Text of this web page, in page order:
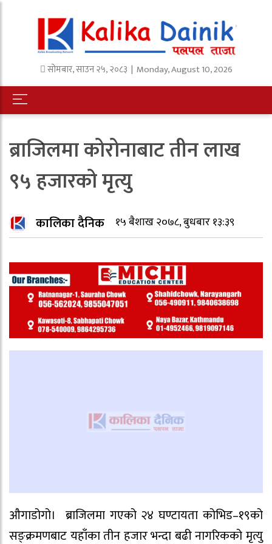
सोमबार,साउन२५,२०८३ | Monday, August 10, 2026
ब्राजिलमा कोरोनाबाट तीन लाख
९५ हजारको मृत्यु
कालिका दैनिक १५ बैशाख २०७८, बुधबार १३:३९
औगाडोगो। ब्राजिलमा गएको २४ घण्टायता कोभिड–१९को
सङ्क्रमणबाट यहाँका तीन हजार भन्दा बढी नागरिकको मृत्यु